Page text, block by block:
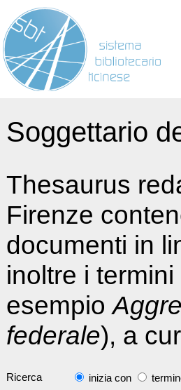
Soggettario
Thesaurus
Firenze
documenti in
inoltre i
esempio
federale), a
Ricerca inizia con